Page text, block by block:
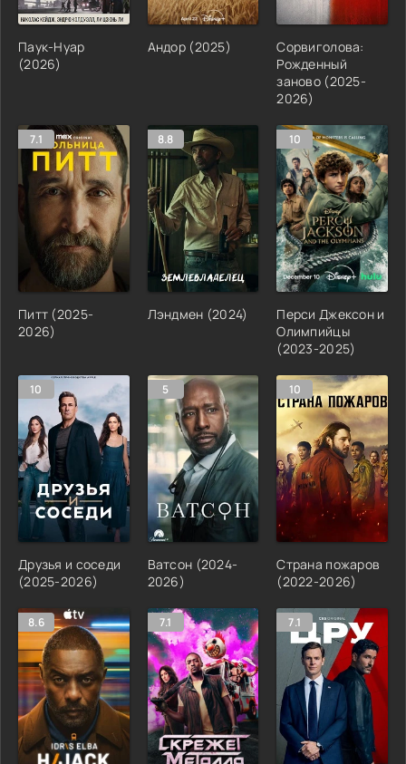
Паук-Нуар
(2026)
Андор (2025)
Сорвиголова:
Рожденный
заново (2025-
2026)
7.1
Питт (2025-
2026)
8.8
Лэндмен (2024)
10
Перси Джексон и
Олимпийцы
(2023-2025)
10
Друзья и соседи
(2025-2026)
5
Ватсон (2024-
2026)
10
Страна пожаров
(2022-2026)
8.6 7.1 7.1